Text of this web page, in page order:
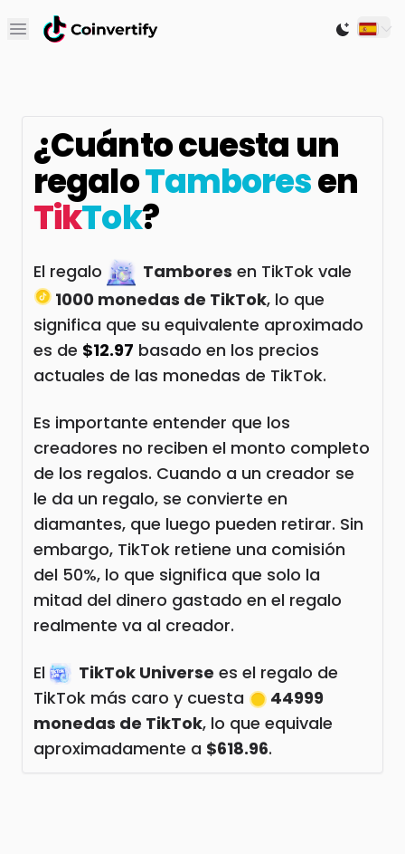
Open main menu Switch
¿Cuánto cuesta un
regaloTamboresen
TikTok?
El regalo Tambores en TikTok vale
1000 monedas de TikTok, lo que
significa que su equivalente aproximado
es de $12.97 basado en los precios
actuales de las monedas de TikTok.
Es importante entender que los
creadores no reciben el monto completo
de los regalos. Cuando a un creador se
le da un regalo, se convierte en
diamantes, que luego pueden retirar. Sin
embargo, TikTok retiene una comisión
del 50%, lo que significa que solo la
mitad del dinero gastado en el regalo
realmente va al creador.
El TikTok Universe es el regalo de
TikTok más caro y cuesta
44999
monedas de TikTok, lo que equivale
aproximadamente a $618.96.